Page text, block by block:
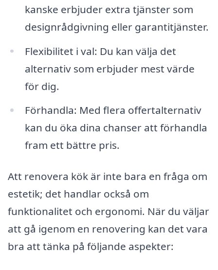
kanske erbjuder extra tjänster som
designrådgivning eller garantitjänster.
Flexibilitet i val: Du kan välja det
alternativ som erbjuder mest värde
för dig.
Förhandla: Med flera offertalternativ
kan du öka dina chanser att förhandla
fram ett bättre pris.
Att renovera kök är inte bara en fråga om
estetik; det handlar också om
funktionalitet och ergonomi. När du väljar
att gå igenom en renovering kan det vara
bra att tänka på följande aspekter: